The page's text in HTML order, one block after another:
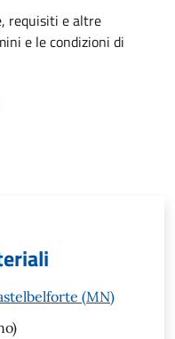
requisiti e altre
e le condizioni di
(MN)